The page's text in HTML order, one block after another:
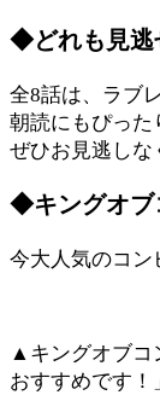
◆どれも見逃
全8話は、ラブ
朝読にもぴった
ぜひお見逃しな
◆キングオブ
今大人気のコン
▲キングオブコ
おすすめです